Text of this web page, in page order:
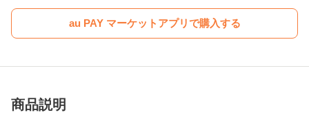
au PAY マーケットアプリで購入する
商品説明